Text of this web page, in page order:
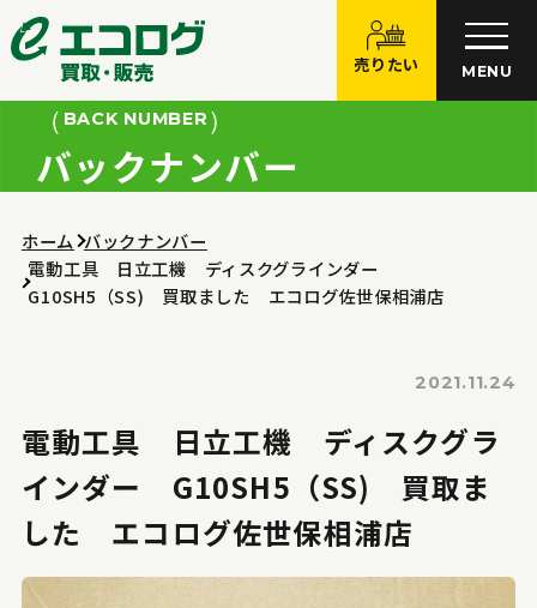
売りたい MENU
BACK NUMBER
バックナンバー
ホーム バックナンバー
電動工具 日立工機 ディスクグラインダー
G10SH5（SS) 買取ました エコログ佐世保相浦店
2021.11.24
電動工具 日立工機 ディスクグラ
インダー G10SH5（SS) 買取ま
した エコログ佐世保相浦店